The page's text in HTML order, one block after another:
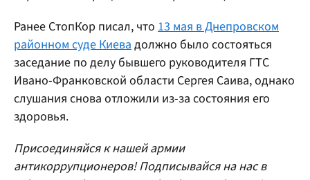
Ранее СтопКор писал, что 13 мая в Днепровском
районном суде Киевадолжно было состояться
заседание по делу бывшего руководителя ГТС
Ивано-Франковской области Сергея Саива, однако
слушания снова отложили из-за состояния его
здоровья.
Присоединяйся к нашей армии
антикоррупционеров! Подписывайся на нас в